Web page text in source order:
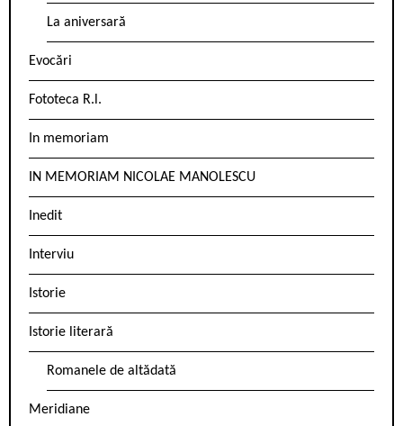
La aniversară
Evocări
Fototeca R.l.
In memoriam
IN MEMORIAM NICOLAE MANOLESCU
Inedit
Interviu
Istorie
Istorie literară
Romanele de altădată
Meridiane